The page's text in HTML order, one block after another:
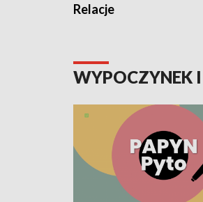
Relacje
WYPOCZYNEK I